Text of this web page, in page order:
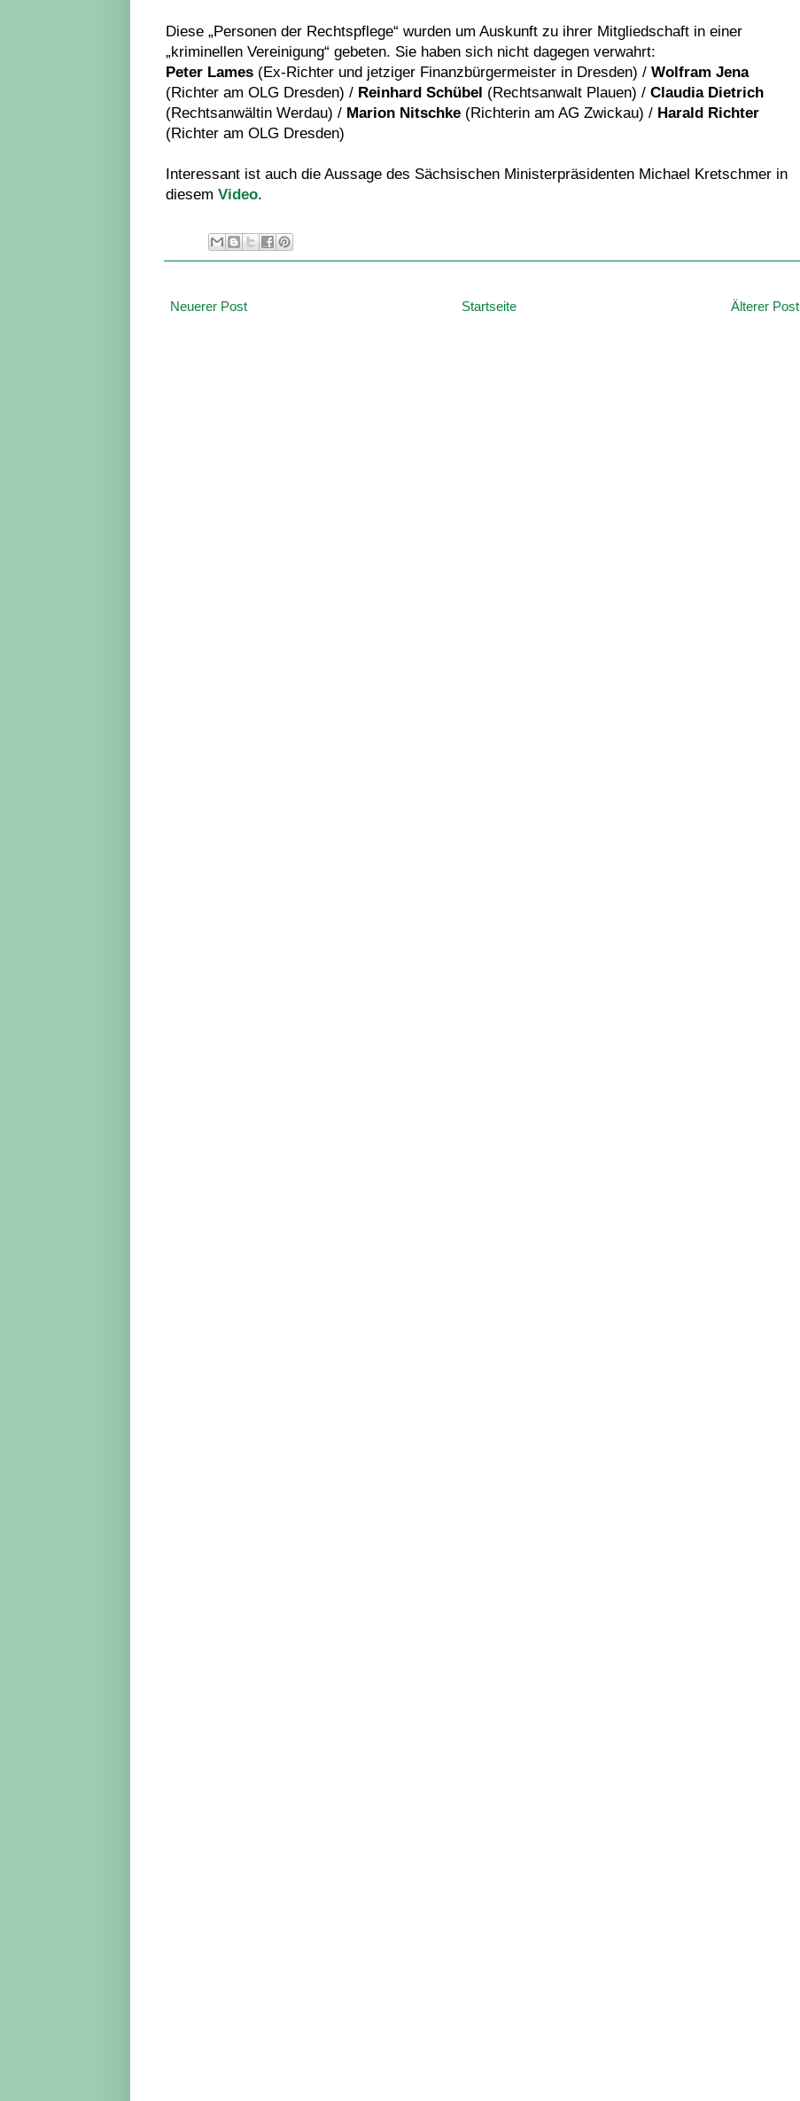
Diese „Personen der Rechtspflege“ wurden um Auskunft zu ihrer Mitgliedschaft in einer
„kriminellen Vereinigung“ gebeten. Sie haben sich nicht dagegen verwahrt:
Peter Lames (Ex-Richter und jetziger Finanzbürgermeister in Dresden) / Wolfram Jena
(Richter am OLG Dresden) / Reinhard Schübel (Rechtsanwalt Plauen) / Claudia Dietrich
(Rechtsanwältin Werdau) / Marion Nitschke (Richterin am AG Zwickau) / Harald Richter
(Richter am OLG Dresden)
Interessant ist auch die Aussage des Sächsischen Ministerpräsidenten Michael Kretschmer in
diesem Video.
Neuerer Post Älterer Post
Startseite